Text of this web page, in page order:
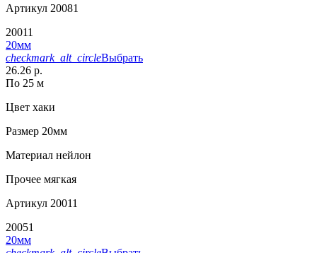
Артикул 20081
20011
20мм
checkmark_alt_circleВыбрать
26.26 р.
По 25 м
Цвет хаки
Размер 20мм
Материал нейлон
Прочее мягкая
Артикул 20011
20051
20мм